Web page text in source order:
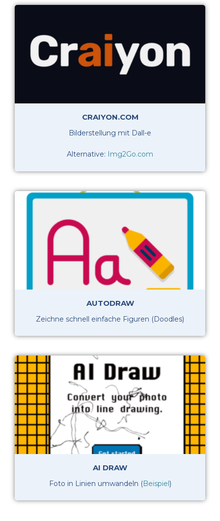
CRAIYON.COM
Bilderstellung mit Dall-e
Alternative: Img2Go.com
AUTODRAW
Zeichne schnell einfache Figuren (Doodles)
AI DRAW
Foto in Linien umwandeln (Beispiel)